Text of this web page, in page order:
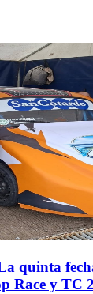
quinta
Race y TC